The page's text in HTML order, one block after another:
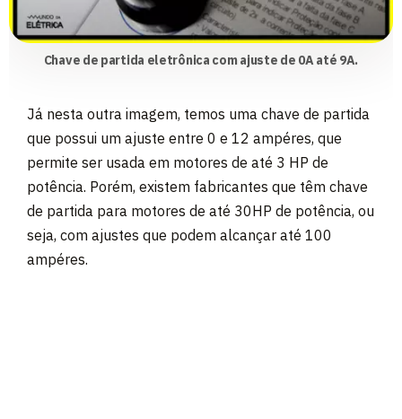
Chave de partida eletrônica com ajuste de 0A até 9A.
Já nesta outra imagem, temos uma chave de partida
que possui um ajuste entre 0 e 12 ampéres, que
permite ser usada em motores de até 3 HP de
potência. Porém, existem fabricantes que têm chave
de partida para motores de até 30HP de potência, ou
seja, com ajustes que podem alcançar até 100
ampéres.